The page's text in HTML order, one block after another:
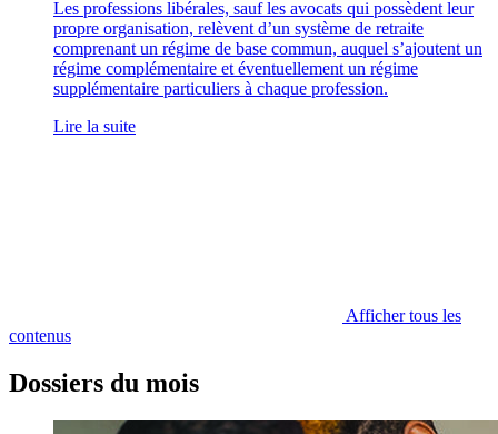
Les professions libérales, sauf les avocats qui possèdent leur
propre organisation, relèvent d’un système de retraite
comprenant un régime de base commun, auquel s’ajoutent un
régime complémentaire et éventuellement un régime
supplémentaire particuliers à chaque profession.
Lire la suite
Afficher tous les
contenus
Dossiers du mois